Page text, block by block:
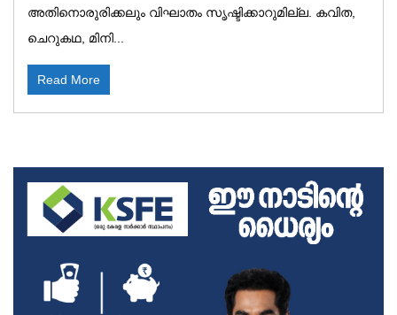
അതിനൊരുരിക്കലും വിഘാതം സൃഷ്ടിക്കാറുമില്ല. കവിത,
ചെറുകഥ, മിനി...
Read More